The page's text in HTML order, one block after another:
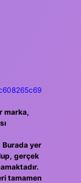
marka,
Burada yer
gerçek
tamamen